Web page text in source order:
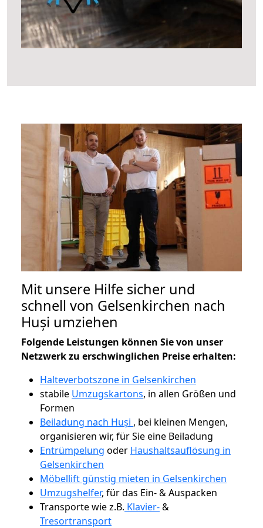
Mit unsere Hilfe sicher und
schnell von Gelsenkirchen nach
Huși umziehen
Folgende Leistungen können Sie von unser
Netzwerk zu erschwinglichen Preise erhalten:
Halteverbotszone in Gelsenkirchen
stabile Umzugskartons, in allen Größen und
Formen
Beiladung nach Huși , bei kleinen Mengen,
organisieren wir, für Sie eine Beiladung
Entrümpelung oder Haushaltsauflösung in
Gelsenkirchen
Möbellift günstig mieten in Gelsenkirchen
Umzugshelfer, für das Ein- & Auspacken
Transporte wie z.B. Klavier-&
Tresortransport